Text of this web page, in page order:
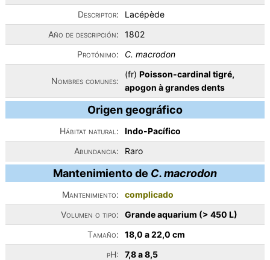
Descriptor:
Lacépède
Año de descripción:
1802
Protónimo:
C. macrodon
Nombres comunes:
(fr) Poisson-cardinal tigré,
apogon à grandes dents
Origen geográfico
Hábitat natural:
Indo-Pacífico
Abundancia:
Raro
Mantenimiento de C. macrodon
Mantenimiento:
complicado
Volumen o tipo:
Grande aquarium (> 450 L)
Tamaño:
18,0 a 22,0 cm
pH:
7,8 a 8,5